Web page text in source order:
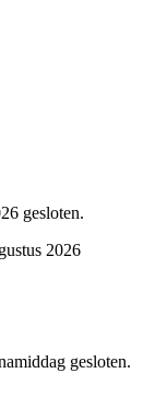
gesloten.
2026
gesloten.